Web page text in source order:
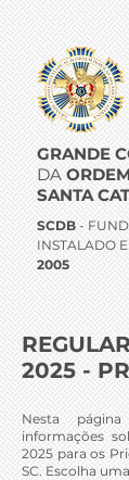
GRANDE
DA
SANTA
SCDB -
INSTALADO
2005
2025 -
Nesta
informações
2025 para os
SC. Escolha